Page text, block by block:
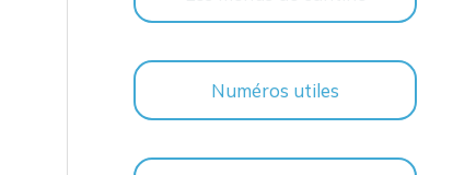
Numéros utiles